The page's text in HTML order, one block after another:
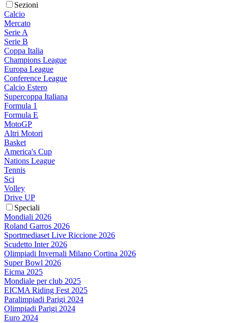
Sezioni
Calcio
Mercato
Serie A
Serie B
Coppa Italia
Champions League
Europa League
Conference League
Calcio Estero
Supercoppa Italiana
Formula 1
Formula E
MotoGP
Altri Motori
Basket
America's Cup
Nations League
Tennis
Sci
Volley
Drive UP
Speciali
Mondiali 2026
Roland Garros 2026
Sportmediaset Live Riccione 2026
Scudetto Inter 2026
Olimpiadi Invernali Milano Cortina 2026
Super Bowl 2026
Eicma 2025
Mondiale per club 2025
EICMA Riding Fest 2025
Paralimpiadi Parigi 2024
Olimpiadi Parigi 2024
Euro 2024